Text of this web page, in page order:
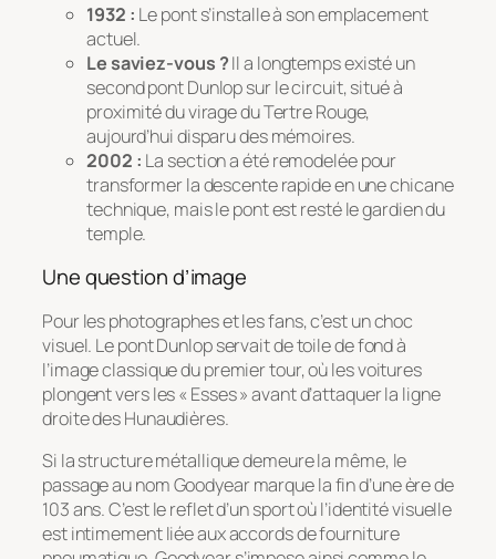
1932 : Le pont s’installe à son emplacement
actuel.
Le saviez-vous ?Il a longtemps existé un
second pont Dunlop sur le circuit, situé à
proximité du virage du Tertre Rouge,
aujourd’hui disparu des mémoires.
2002 : La section a été remodelée pour
transformer la descente rapide en une chicane
technique, mais le pont est resté le gardien du
temple.
Une question d’image
Pour les photographes et les fans, c’est un choc
visuel. Le pont Dunlop servait de toile de fond à
l’image classique du premier tour, où les voitures
plongent vers les « Esses » avant d’attaquer la ligne
droite des Hunaudières.
Si la structure métallique demeure la même, le
passage au nom Goodyear marque la fin d’une ère de
103 ans. C’est le reflet d’un sport où l’identité visuelle
est intimement liée aux accords de fourniture